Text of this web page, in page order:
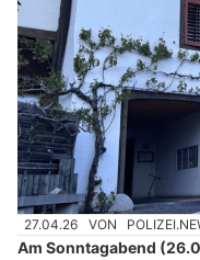
27.04.26 VON
Am Sonntagabend